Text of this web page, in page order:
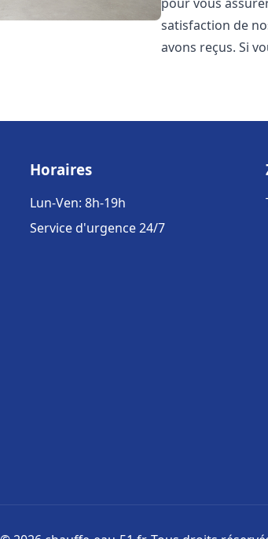
satisfaction de
avons reçus. Si
Horaires
Lun-Ven: 8h-19h
Service d'urgence 24/7